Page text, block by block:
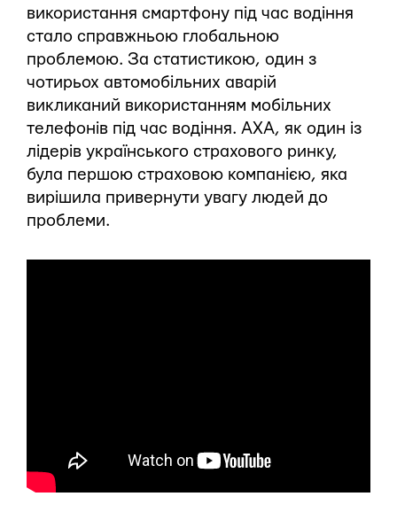
використання смартфону під час водіння
стало справжньою глобальною
проблемою. За статистикою, один з
чотирьох автомобільних аварій
викликаний використанням мобільних
телефонів під час водіння. АХА, як один із
лідерів українського страхового ринку,
була першою страховою компанією, яка
вирішила привернути увагу людей до
проблеми.